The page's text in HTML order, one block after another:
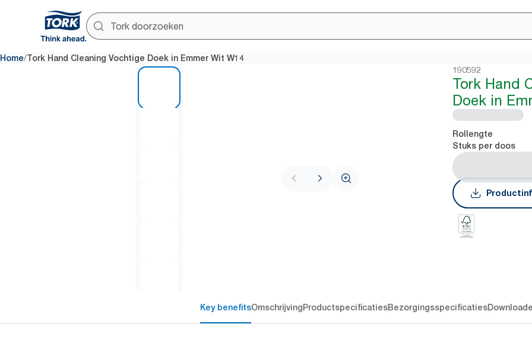
Home/Tork Hand Cleaning Vochtige Doek in Emmer Wit W14
190592
Tork Hand
Doek in
Rollengte
Stuks per doos
Key benefitsOmschrijvingProductspecificatiesBezorgingsspecificaties